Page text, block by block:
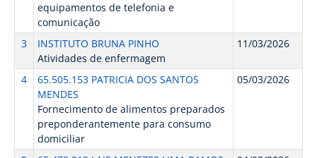
equipamentos de telefonia e
comunicação
3
INSTITUTO BRUNA PINHO
Atividades de enfermagem
11/03/2026
4
65.505.153 PATRICIA DOS SANTOS
MENDES
Fornecimento de alimentos preparados
preponderantemente para consumo
domiciliar
05/03/2026